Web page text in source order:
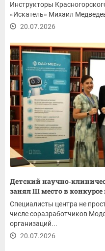
Инструкторы
«Искатель» Михаил
20.07.2026
Детский
занял III место в
Специалисты центра не
числе соразработчиков
организаций...
20.07.2026